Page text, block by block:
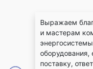
Выражаем
и мастерам
оборудования,
поставку,